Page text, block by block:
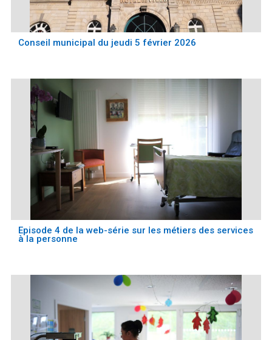
Conseil municipal du jeudi 5 février 2026
Episode 4 de la web-série sur les métiers des services
à la personne